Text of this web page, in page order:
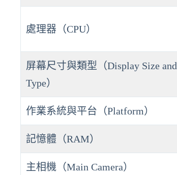
處理器（CPU）
屏幕尺寸與類型（Display Size and
Type）
作業系統與平台（Platform）
記憶體（RAM）
主相機（Main Camera）